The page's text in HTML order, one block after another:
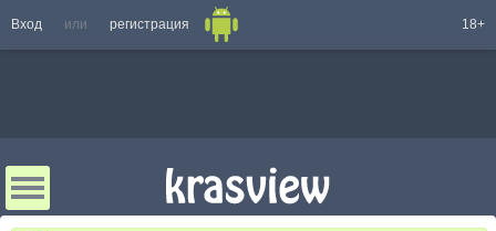
Вход или регистрация 18+